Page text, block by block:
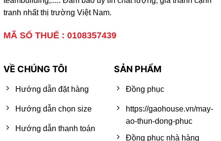
tranh nhất thị trường Việt Nam.
MÃ SỐ THUẾ : 0108357439
VỀ CHÚNG TÔI
Hướng dẫn đặt hàng
Hướng dẫn chọn size
Hướng dẫn thanh toán
SẢN PHẨM
Đồng phục
https://gaohouse.vn/may-
ao-thun-dong-phuc
Đồng phục nhà hàng